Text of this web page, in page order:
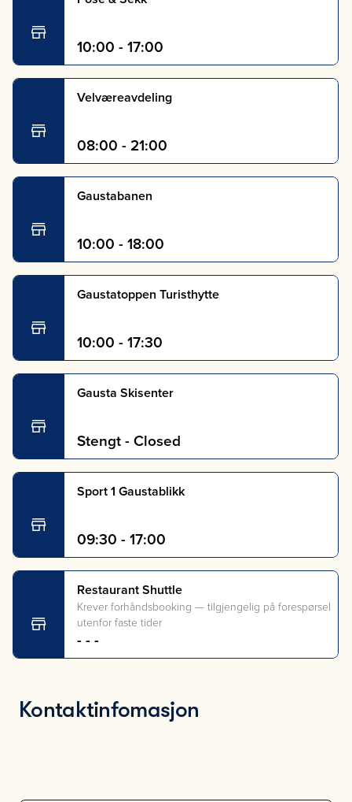
10:00 - 17:00
Velværeavdeling
08:00 - 21:00
Gaustabanen
10:00 - 18:00
Gaustatoppen Turisthytte
10:00 - 17:30
Gausta Skisenter
Stengt - Closed
Sport 1 Gaustablikk
09:30 - 17:00
Restaurant Shuttle
Krever forhåndsbooking — tilgjengelig på forespørsel
utenfor faste tider
- - -
Kontaktinfomasjon